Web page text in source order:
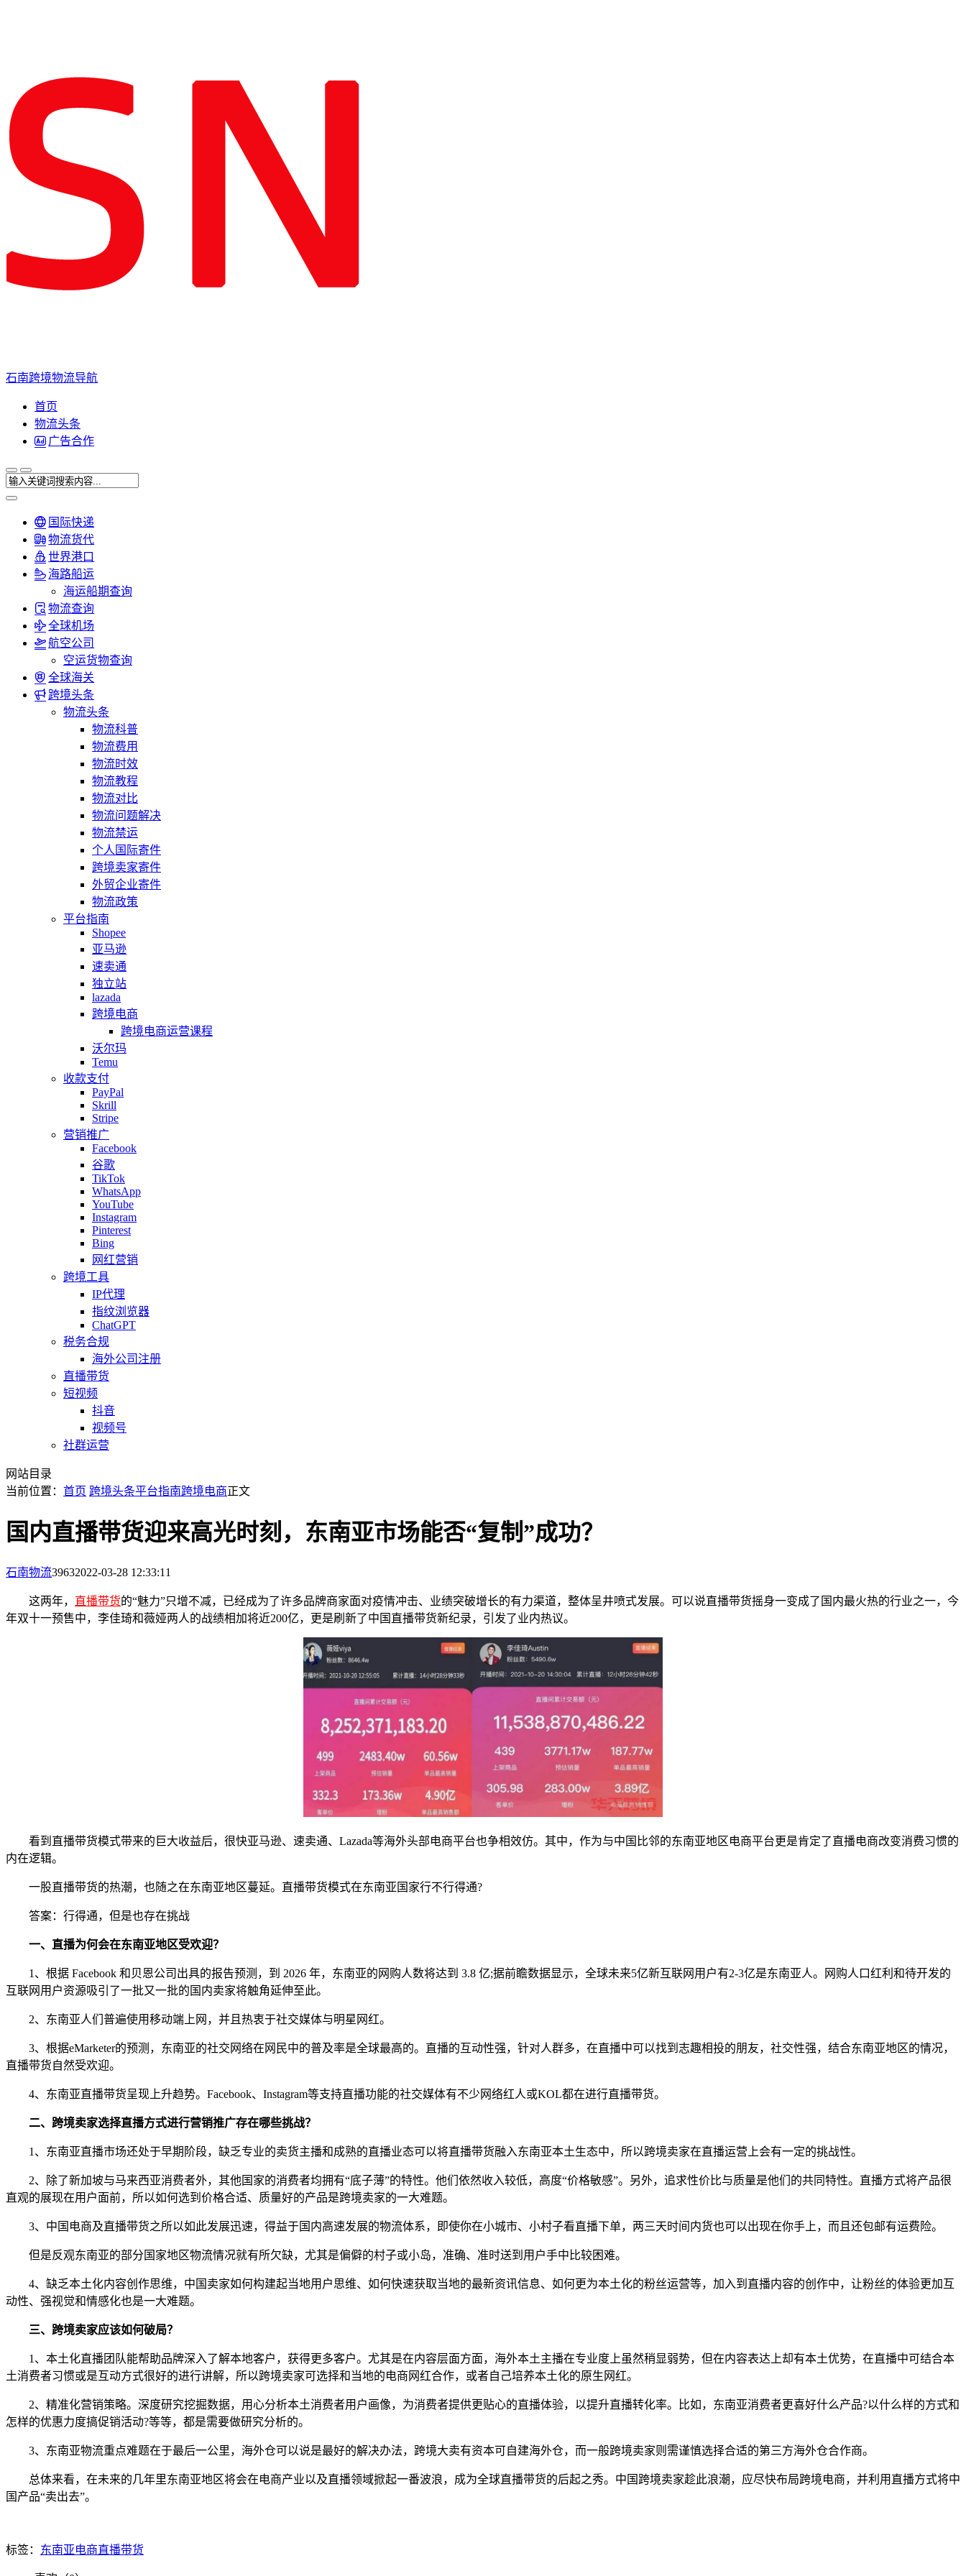
石南跨境物流导航
首页
物流头条
广告合作
国际快递
物流货代
世界港口
海路船运
海运船期查询
物流查询
全球机场
航空公司
空运货物查询
全球海关
跨境头条
物流头条
物流科普
物流费用
物流时效
物流教程
物流对比
物流问题解决
物流禁运
个人国际寄件
跨境卖家寄件
外贸企业寄件
物流政策
平台指南
Shopee
亚马逊
速卖通
独立站
lazada
跨境电商
跨境电商运营课程
沃尔玛
Temu
收款支付
PayPal
Skrill
Stripe
营销推广
Facebook
谷歌
TikTok
WhatsApp
YouTube
Instagram
Pinterest
Bing
网红营销
跨境工具
IP代理
指纹浏览器
ChatGPT
税务合规
海外公司注册
直播带货
短视频
抖音
视频号
社群运营
网站目录
当前位置： 首页 跨境头条平台指南跨境电商正文
国内直播带货迎来高光时刻，东南亚市场能否“复制”成功？
石南物流39632022-03-28 12:33:11
这两年， 直播带货的“魅力”只增不减，已经成为了许多品牌商家面对疫情冲击、业绩突破增长的有力渠道，整体呈井喷式发展。可以说直播带货摇身一变成了国内最火热的行业之一，今
年双十一预售中，李佳琦和薇娅两人的战绩相加将近200亿，更是刷新了中国直播带货新纪录，引发了业内热议。
看到直播带货模式带来的巨大收益后，很快亚马逊、速卖通、Lazada等海外头部电商平台也争相效仿。其中，作为与中国比邻的东南亚地区电商平台更是肯定了直播电商改变消费习惯的
内在逻辑。
一股直播带货的热潮，也随之在东南亚地区蔓延。直播带货模式在东南亚国家行不行得通?
答案：行得通，但是也存在挑战
一、直播为何会在东南亚地区受欢迎？
1、根据 Facebook 和贝恩公司出具的报告预测，到 2026 年，东南亚的网购人数将达到 3.8 亿;据前瞻数据显示，全球未来5亿新互联网用户有2-3亿是东南亚人。网购人口红利和待开发的
互联网用户资源吸引了一批又一批的国内卖家将触角延伸至此。
2、东南亚人们普遍使用移动端上网，并且热衷于社交媒体与明星网红。
3、根据eMarketer的预测，东南亚的社交网络在网民中的普及率是全球最高的。直播的互动性强，针对人群多，在直播中可以找到志趣相投的朋友，社交性强，结合东南亚地区的情况，
直播带货自然受欢迎。
4、东南亚直播带货呈现上升趋势。Facebook、Instagram等支持直播功能的社交媒体有不少网络红人或KOL都在进行直播带货。
二、跨境卖家选择直播方式进行营销推广存在哪些挑战？
1、东南亚直播市场还处于早期阶段，缺乏专业的卖货主播和成熟的直播业态可以将直播带货融入东南亚本土生态中，所以跨境卖家在直播运营上会有一定的挑战性。
2、除了新加坡与马来西亚消费者外，其他国家的消费者均拥有“底子薄”的特性。他们依然收入较低，高度“价格敏感”。另外，追求性价比与质量是他们的共同特性。直播方式将产品很
直观的展现在用户面前，所以如何选到价格合适、质量好的产品是跨境卖家的一大难题。
3、中国电商及直播带货之所以如此发展迅速，得益于国内高速发展的物流体系，即使你在小城市、小村子看直播下单，两三天时间内货也可以出现在你手上，而且还包邮有运费险。
但是反观东南亚的部分国家地区物流情况就有所欠缺，尤其是偏僻的村子或小岛，准确、准时送到用户手中比较困难。
4、缺乏本土化内容创作思维，中国卖家如何构建起当地用户思维、如何快速获取当地的最新资讯信息、如何更为本土化的粉丝运营等，加入到直播内容的创作中，让粉丝的体验更加互
动性、强视觉和情感化也是一大难题。
三、跨境卖家应该如何破局？
1、本土化直播团队能帮助品牌深入了解本地客户，获得更多客户。尤其是在内容层面方面，海外本土主播在专业度上虽然稍显弱势，但在内容表达上却有本土优势，在直播中可结合本
土消费者习惯或是互动方式很好的进行讲解，所以跨境卖家可选择和当地的电商网红合作，或者自己培养本土化的原生网红。
2、精准化营销策略。深度研究挖掘数据，用心分析本土消费者用户画像，为消费者提供更贴心的直播体验，以提升直播转化率。比如，东南亚消费者更喜好什么产品?以什么样的方式和
怎样的优惠力度搞促销活动?等等，都是需要做研究分析的。
3、东南亚物流重点难题在于最后一公里，海外仓可以说是最好的解决办法，跨境大卖有资本可自建海外仓，而一般跨境卖家则需谨慎选择合适的第三方海外仓合作商。
总体来看，在未来的几年里东南亚地区将会在电商产业以及直播领域掀起一番波浪，成为全球直播带货的后起之秀。中国跨境卖家趁此浪潮，应尽快布局跨境电商，并利用直播方式将中
国产品“卖出去”。
标签： 东南亚电商直播带货